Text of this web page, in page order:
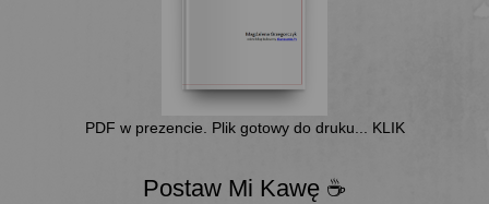
PDF w prezencie. Plik gotowy do druku... KLIK
Postaw Mi Kawę ☕